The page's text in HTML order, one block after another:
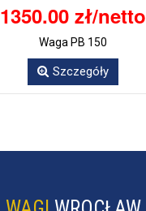
1350.00 zł/netto
Waga PB 150
Szczegóły